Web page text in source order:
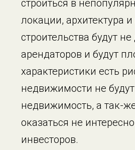
строиться в
локации, архитектура и
строительства будут
арендаторов и будут
характеристики есть
недвижимости не
недвижимость, а так-
оказаться не
инвесторов.